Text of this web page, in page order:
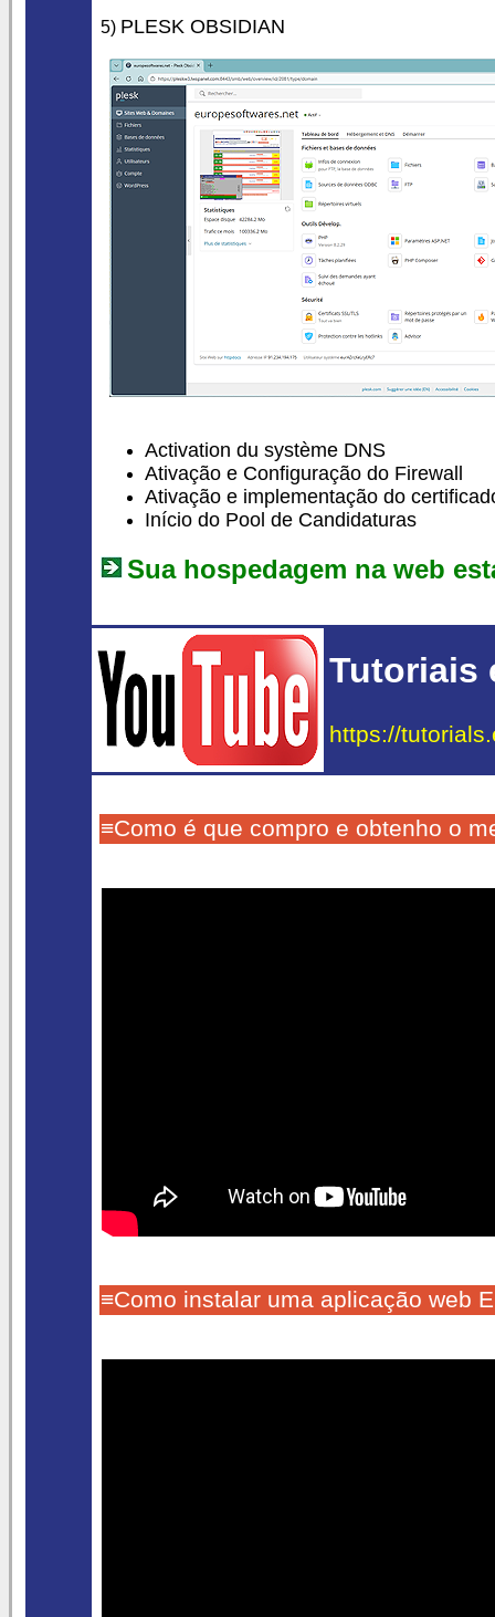
5) PLESK OBSIDIAN
Activation du système DNS
Ativação e Configuração do Firewall
Ativação e implementação do
Início do Pool de Candidaturas
Sua hospedagem na web
Tutoriais
https://
≡Como é que compro e obtenho o
≡Como instalar uma aplicação web